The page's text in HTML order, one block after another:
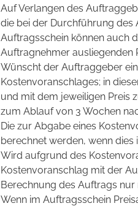
Auf Verlangen des
die bei der Durchführung des
Auftragsschein können auch
Auftragnehmer ausliegenden
Wünscht der Auftraggeber
Kostenvoranschlages; in
und mit dem jeweiligen Preis
zum Ablauf von 3 Wochen
Die zur Abgabe eines
berechnet werden, wenn dies
Wird aufgrund des
Kostenvoranschlag mit der
Berechnung des Auftrags
Wenn im Auftragsschein